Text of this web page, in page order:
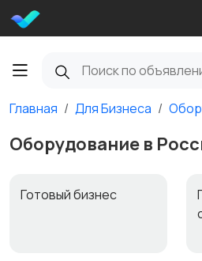
Главная Для Бизнеса
Оборудование в
Готовый бизнес